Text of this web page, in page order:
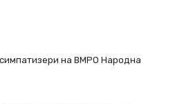
на ВМРО Народна